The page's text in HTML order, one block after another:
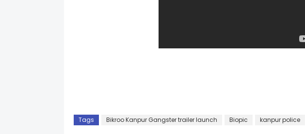
Tags Bikroo Kanpur Gangster trailer launch Biopic kanpur police